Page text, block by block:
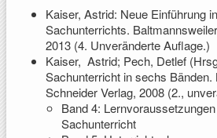
Kaiser, Astrid: Neue Einführung
Sachunterrichts.
2013 (4. Unveränderte Auflage.)
Kaiser, Astrid; Pech, Detlef
Sachunterricht in sechs Bänden.
Schneider Verlag, 2008 (2.,
Band 4:
Sachunterricht